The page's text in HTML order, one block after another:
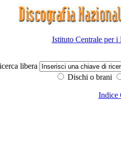
Istituto Centrale per
libera
Dischi o brani
Indice